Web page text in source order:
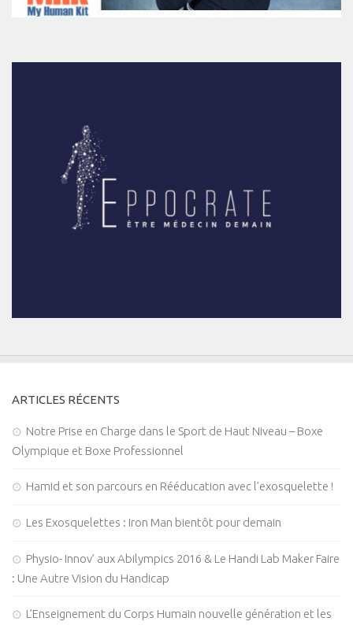
ARTICLES RÉCENTS
Notre Prise en Charge dans le Sport de Haut Niveau – Boxe
Olympique et Boxe Professionnel
Hamid et son parcours en Rééducation avec l’exosquelette !
Les Exosquelettes : Iron Man bientôt pour demain
Physio- Innov’ aux Abilympics 2016 & Le Handi Lab Maker Faire
: Une Autre Vision du Handicap
L’Enseignement du Corps Humain nouvelle génération et les